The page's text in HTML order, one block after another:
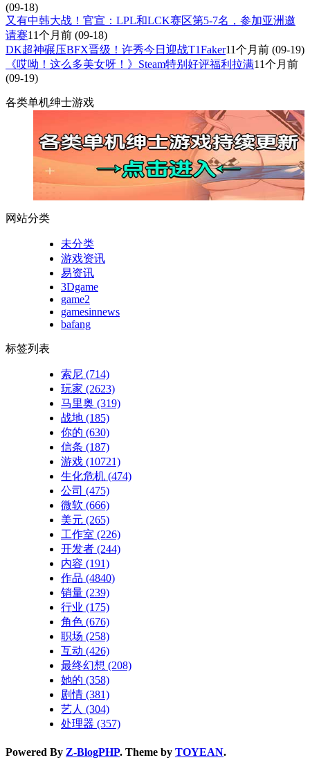
(09-18)
又有中韩大战！官宣：LPL和LCK赛区第5-7名，参加亚洲邀
请赛11个月前 (09-18)
DK超神碾压BFX晋级！许秀今日迎战T1Faker11个月前 (09-19)
《哎呦！这么多美女呀！》Steam特别好评福利拉满11个月前
(09-19)
各类单机绅士游戏
网站分类
未分类
游戏资讯
易资讯
3Dgame
game2
gamesinnews
bafang
标签列表
索尼 (714)
玩家 (2623)
马里奥 (319)
战地 (185)
你的 (630)
信条 (187)
游戏 (10721)
生化危机 (474)
公司 (475)
微软 (666)
美元 (265)
工作室 (226)
开发者 (244)
内容 (191)
作品 (4840)
销量 (239)
行业 (175)
角色 (676)
职场 (258)
互动 (426)
最终幻想 (208)
她的 (358)
剧情 (381)
艺人 (304)
处理器 (357)
Powered By Z-BlogPHP. Theme by TOYEAN.